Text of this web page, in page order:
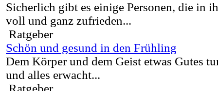
Sicherlich gibt es einige Personen, die in
voll und ganz zufrieden...
Ratgeber
Schön und gesund in den Frühling
Dem Körper und dem Geist etwas Gutes
und alles erwacht...
Ratgeber